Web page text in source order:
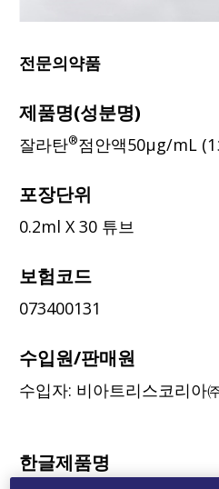
전문의약품
제품명(성분명)
잘라탄®점안액50μg/mL
포장단위
0.2ml X 30 튜브
보험코드
073400131
수입원/판매원
수입자: 비아트리스코리아
한글제품명